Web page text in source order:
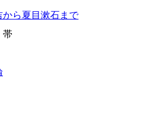
ら夏目漱石まで
帯